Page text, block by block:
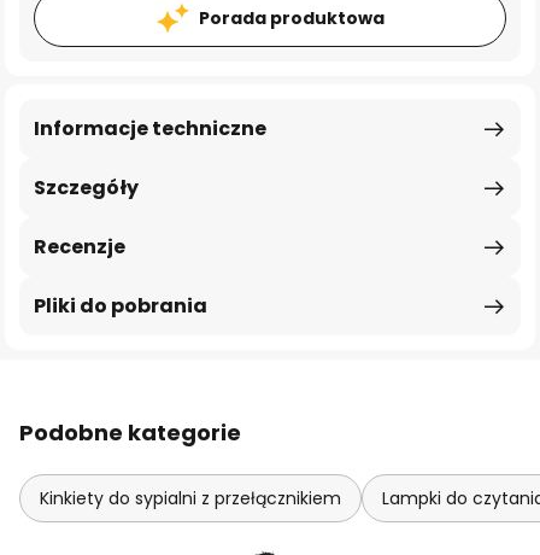
Porada produktowa
Szczegóły
Informacje techniczne
Recenzje
Pliki do pobrania
Podobne kategorie
Kinkiety do sypialni z przełącznikiem Lampki do czytania